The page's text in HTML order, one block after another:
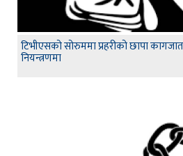
टिभीएसको सोरुममा प्रहरीको छापा
नियन्त्रणमा